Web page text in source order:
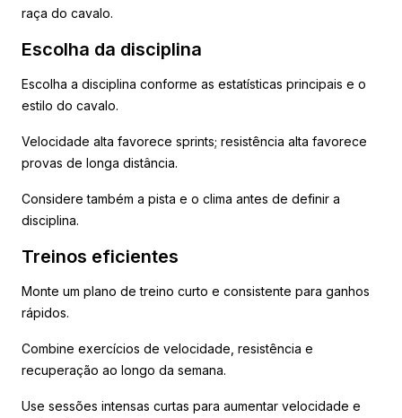
raça do cavalo.
Escolha da disciplina
Escolha a disciplina conforme as estatísticas principais e o
estilo do cavalo.
Velocidade alta favorece sprints; resistência alta favorece
provas de longa distância.
Considere também a pista e o clima antes de definir a
disciplina.
Treinos eficientes
Monte um plano de treino curto e consistente para ganhos
rápidos.
Combine exercícios de velocidade, resistência e
recuperação ao longo da semana.
Use sessões intensas curtas para aumentar velocidade e